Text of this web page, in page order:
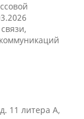
11 литера А,